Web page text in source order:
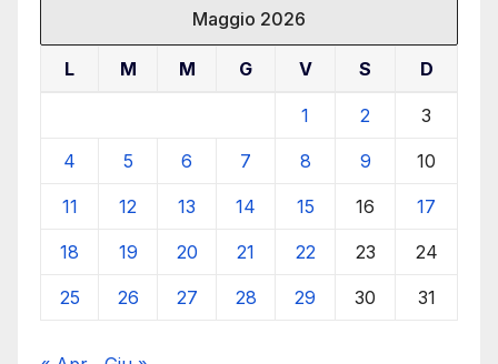
Maggio 2026
L M M G V S D
1 2 3
4 5 6 7 8 9 10
11 12 13 14 15 16 17
18 19 20 21 22 23 24
25 26 27 28 29 30 31